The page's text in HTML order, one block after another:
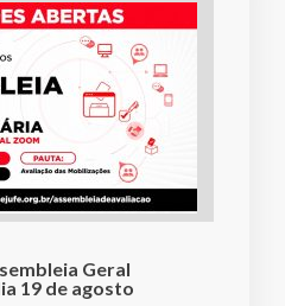
Geral
19 de agosto